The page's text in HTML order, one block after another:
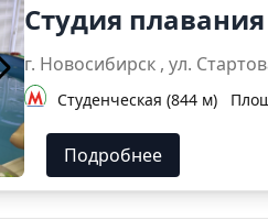
Студия
г. Новосибирск , ул.
Студенческая (844 м)
Подробнее